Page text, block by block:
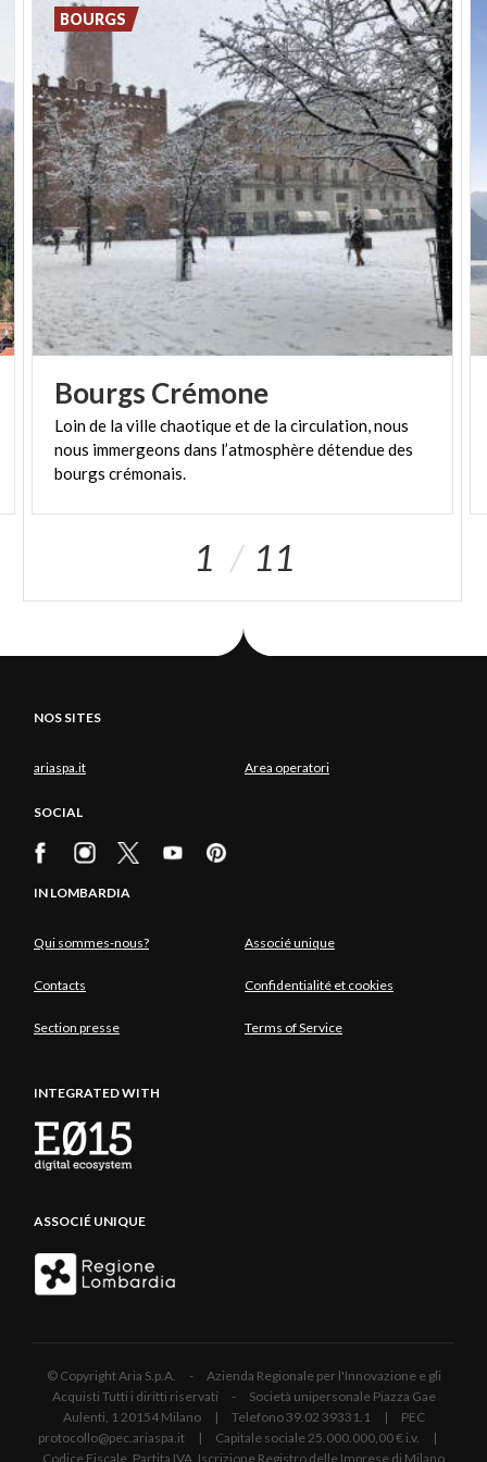
mais tous offrent la possibilité de goûter à des plats
typiques, tels que les agnoli au bouillon ou les tortelli
à la citrouille.
Ralentissez le rythme et arrêtez-vous avec nous
dans les bourgs de la Lombardie, vous serez conquis
!
COVER: @PRIMADITUTTOMANTOVA.IT
Bourgs Crémone
Loin de la ville chaotique et de la circulation, nous
nous immergeons dans l’atmosphère détendue des
bourgs crémonais.
BOURGS
1 11
NOS SITES
ariaspa.it Area operatori
SOCIAL
IN LOMBARDIA
Qui sommes-nous? Associé unique
Contacts Confidentialité et cookies
Section presse Terms of Service
INTEGRATED WITH
ASSOCIÉ UNIQUE
© Copyright Aria S.p.A. - Azienda Regionale per l'Innovazione e gli
Acquisti Tutti i diritti riservati - Società unipersonale Piazza Gae
Aulenti, 1 20154 Milano | Telefono 39.02 39331.1 | PEC
protocollo@pec.ariaspa.it | Capitale sociale 25.000.000,00 € i.v. |
Codice Fiscale, Partita IVA, Iscrizione Registro delle Imprese di Milano